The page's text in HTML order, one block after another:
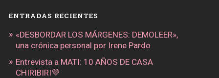
ENTRADAS RECIENTES
«DESBORDAR LOS MÁRGENES: DEMOLEER»,
una crónica personal por Irene Pardo
Entrevista a MATI: 10 AÑOS DE CASA
CHIRIBIRI💜